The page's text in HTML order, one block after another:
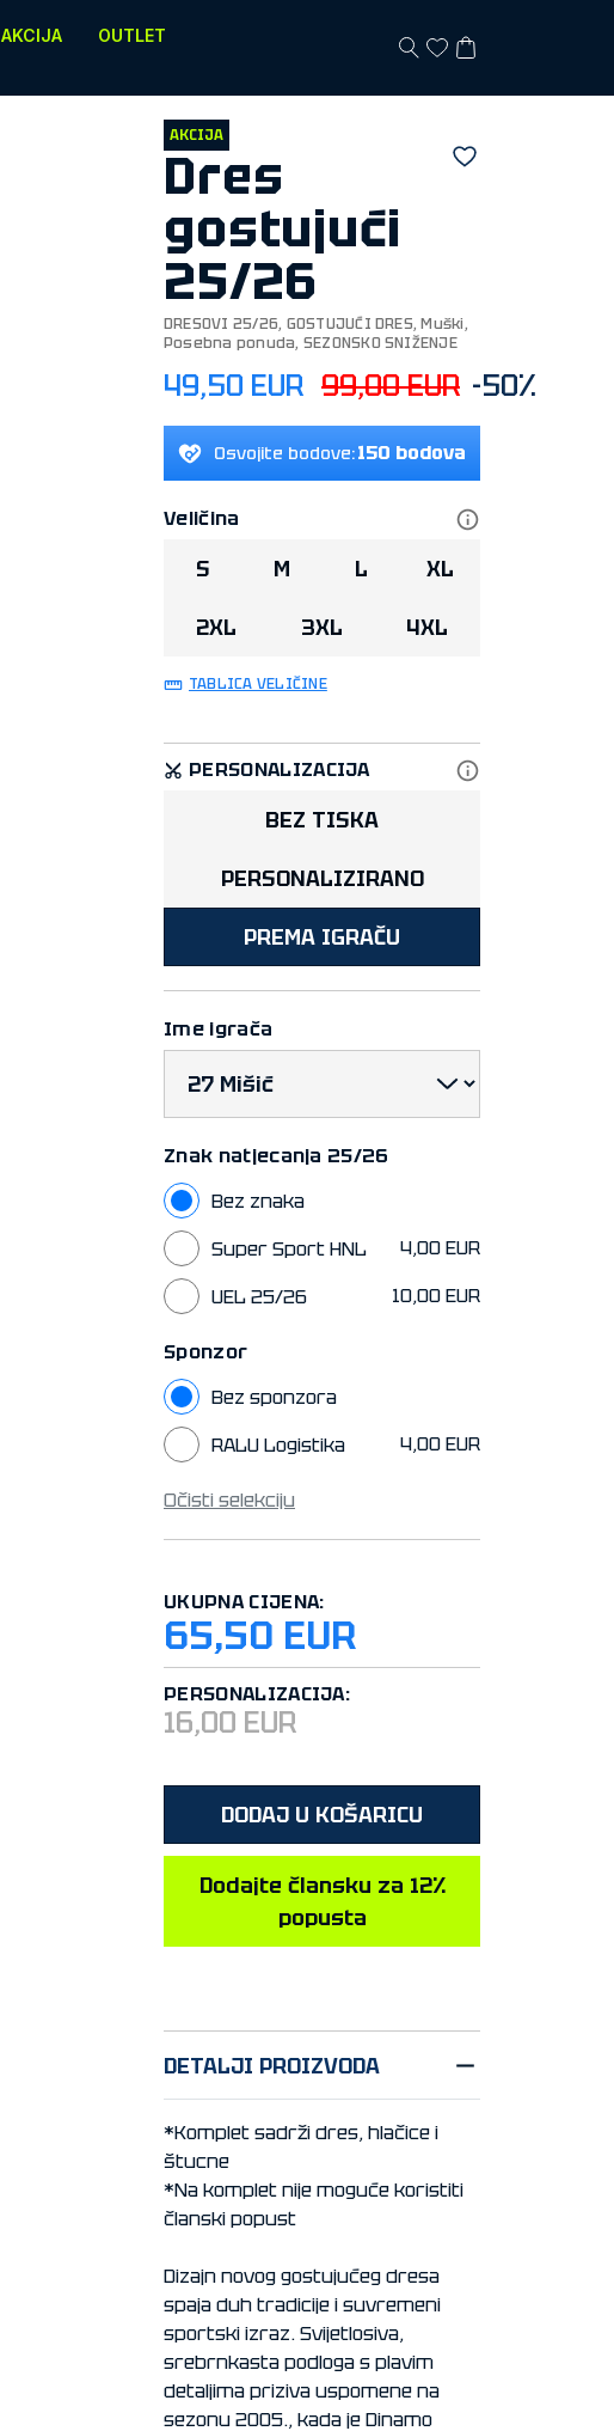
AKCIJA OUTLET
AKCIJA
Dres
gostujući
25/26
DRESOVI 25/26, GOSTUJUĆI DRES,Muški,
Posebna ponuda, SEZONSKO SNIŽENJE
49,50 EUR 99,00 EUR -50%
Osvojite bodove:150 bodova
Veličina
S M L XL
2XL 3XL 4XL
TABLICA VELIČINE
PERSONALIZACIJA
BEZ TISKA
PERSONALIZIRANO
PREMA IGRAČU
Ime igrača
Znak natjecanja 25/26
Bez znaka
Super Sport HNL
4,00 EUR
UEL 25/26
10,00 EUR
Sponzor
Bez sponzora
RALU Logistika
4,00 EUR
Očisti selekciju
UKUPNA CIJENA:
65,50 EUR
PERSONALIZACIJA:
16,00 EUR
DODAJ U KOŠARICU
Dodajte člansku za 12%
popusta
DETALJI PROIZVODA
*Komplet sadrži dres, hlačice i
štucne
*Na komplet nije moguće koristiti
članski popust
Dizajn novog gostujućeg dresa
spaja duh tradicije i suvremeni
sportski izraz. Svijetlosiva,
srebrnkasta podloga s plavim
detaljima priziva uspomene na
sezonu 2005., kada je Dinamo